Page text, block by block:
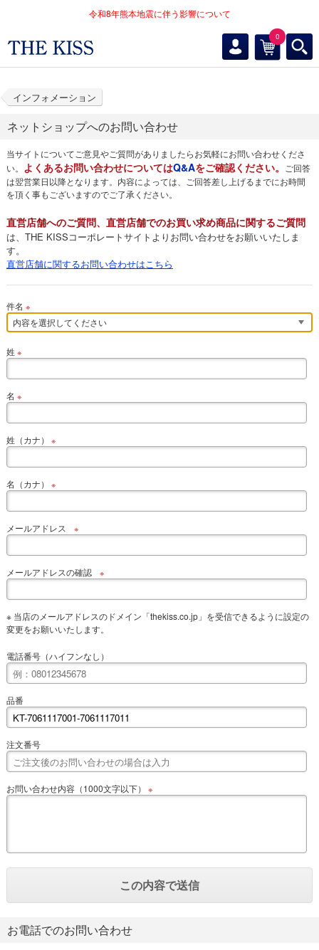
令和8年熊本地震に伴う影響について
0
インフォメーション
ネットショップへのお問い合わせ
当サイトについてご意見やご質問がありましたらお気軽にお問い合わせくださ
い。 よくあるお問い合わせについてはQ&Aをご確認ください。
ご回答
は翌営業日以降となります。内容によっては、ご回答差し上げるまでにお時間
を頂く事もございますのでご了承ください。
直営店舗へのご質問、直営店舗でのお買い求め商品に関するご質問
は、THE KISSコーポレートサイトよりお問い合わせをお願いいたしま
す。
直営店舗に関するお問い合わせはこちら
件名 ※
姓 ※
名 ※
姓（カナ） ※
名（カナ） ※
メールアドレス ※
メールアドレスの確認※
※ 当店のメールアドレスのドメイン「thekiss.co.jp」を受信できるように設定の
変更をお願いいたします。
電話番号（ハイフンなし）
品番
注文番号
お問い合わせ内容（1000文字以下） ※
お電話でのお問い合わせ